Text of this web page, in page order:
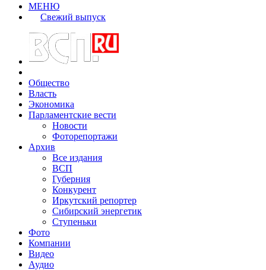
МЕНЮ
Свежий выпуск
Общество
Власть
Экономика
Парламентские вести
Новости
Фоторепортажи
Архив
Все издания
ВСП
Губерния
Конкурент
Иркутский репортер
Сибирский энергетик
Ступеньки
Фото
Компании
Видео
Аудио